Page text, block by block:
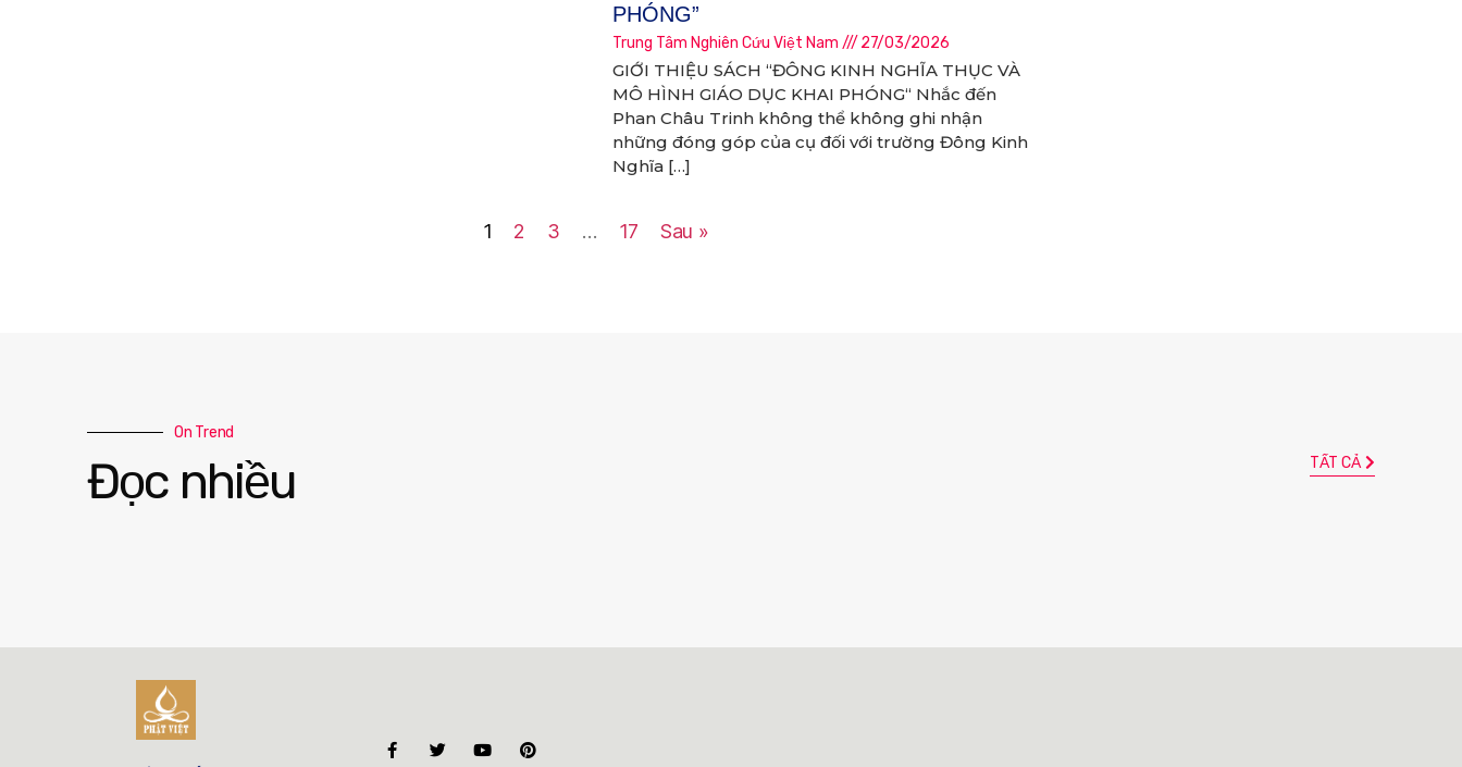
PHÓNG”
Trung Tâm Nghiên Cứu Việt Nam 27/03/2026
GIỚI THIỆU SÁCH “ĐÔNG KINH NGHĨA THỤC VÀ
MÔ HÌNH GIÁO DỤC KHAI PHÓNG“ Nhắc đến
Phan Châu Trinh không thể không ghi nhận
những đóng góp của cụ đối với trường Đông Kinh
Nghĩa […]
1 2 3 … 17 Sau »
On Trend
Đọc nhiều TẤT CẢ